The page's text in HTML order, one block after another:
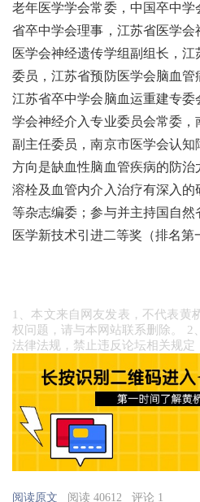
老年医学学会常委，中国卒中
省卒中学会理事，江苏省医学
医学会神经遗传学组副组长，
委员，江苏省预防医学会脑血管
江苏省卒中学会脑血运重建专
学会神经介入专业委员会常委
副主任委员，南京市医学会认
方向是缺血性脑血管疾病的防
溶栓及血管内介入治疗有深入的
等杂志编委；参与并主持国自
医学新技术引进二等奖（排名第
1、本文来自网友发表，不代表黄
权问题，请与本网站联系删除。 2
法律法规，禁止违反论坛相关规定
阅读原文 阅读 40612 评论 1